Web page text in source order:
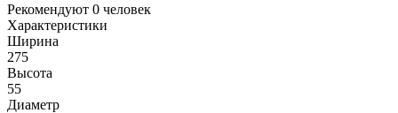
Рекомендуют 0 человек
Характеристики
Ширина
275
Высота
55
Диаметр